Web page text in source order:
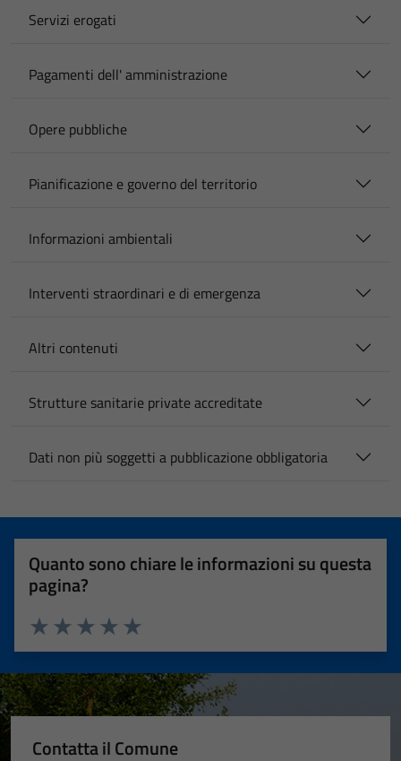
Servizi erogati
Pagamenti dell' amministrazione
Opere pubbliche
Pianificazione e governo del territorio
Informazioni ambientali
Interventi straordinari e di emergenza
Altri contenuti
Strutture sanitarie private accreditate
Dati non più soggetti a pubblicazione obbligatoria
Quanto sono chiare le informazioni su questa
pagina?
Valuta 5 stelle su 5
Valuta 4 stelle su 5
Valuta 3 stelle su 5
Valuta 2 stelle su 5
Valuta 1 stelle su 5
Contatta il Comune